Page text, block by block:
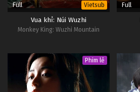
Full Vietsub
Vua khỉ: Núi Wuzhi
Monkey King: Wuzhi Mountain
Full
Phim lẻ